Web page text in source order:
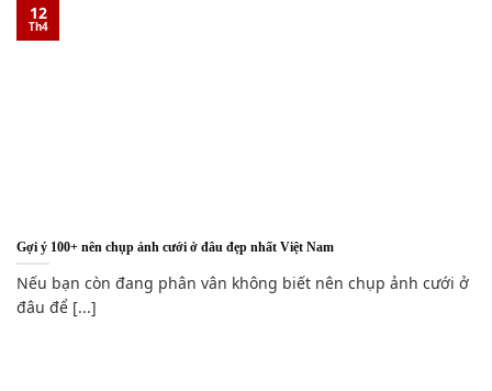
Gợi ý 100+ nên chụp ảnh cưới ở đâu đẹp nhất Việt Nam
Nếu bạn còn đang phân vân không biết nên chụp ảnh cưới ở
đâu để [...]
12
Th4